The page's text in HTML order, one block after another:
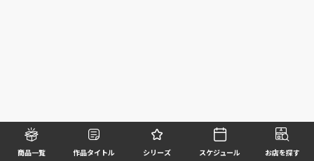
商品一覧 作品タイトル シリーズ スケジュール お店を探す